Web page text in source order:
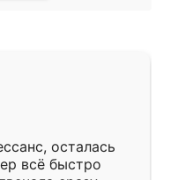
осталась
всё быстро